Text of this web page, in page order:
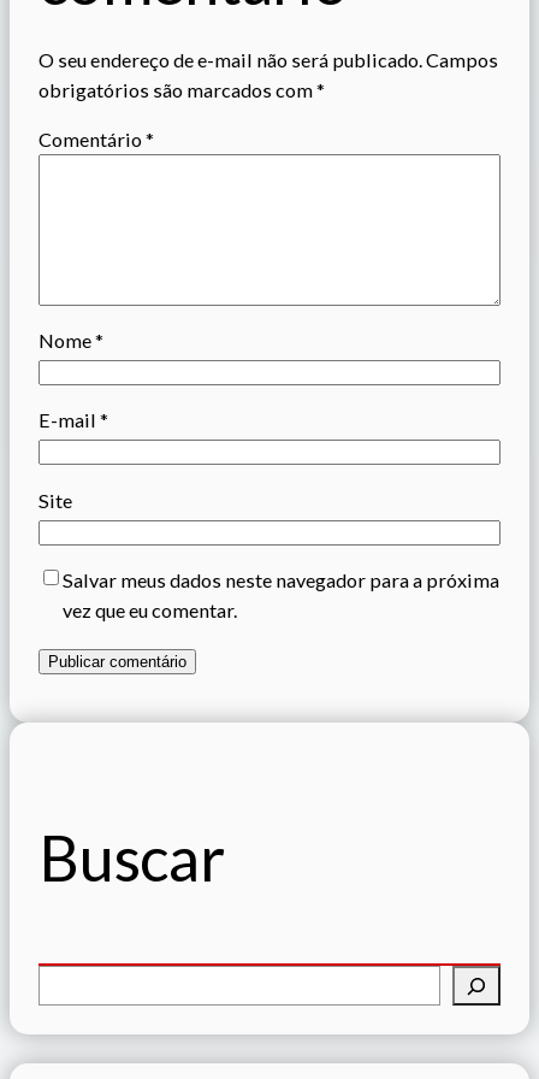
O seu endereço de e-mail não será publicado. Campos
obrigatórios são marcados com*
Comentário*
Nome*
E-mail *
Site
Salvar meus dados neste navegador para a próxima
vez que eu comentar.
Buscar
e
s
q